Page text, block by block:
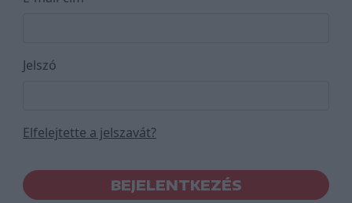
Jelszó
Elfelejtette a jelszavát?
BEJELENTKEZÉS